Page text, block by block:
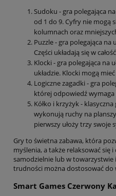
Sudoku - gra polegająca
od 1 do 9. Cyfry nie mogą
kolumnach oraz
Puzzle - gra polegająca na
Części układają się w
Klocki - gra polegająca na
układzie. Klocki mogą
Logiczne zagadki - gra
której odpowiedź
Kółko i krzyżyk -
wykonują ruchy na
pierwszy ułoży trzy swoje
Gry to świetna zabawa, która
myślenia, a także relaksować się
samodzielnie lub w towarzystwie
trudności można dostosować do
Smart Games Czerwony